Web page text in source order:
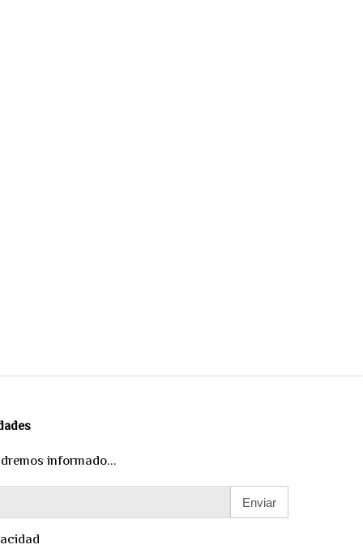
informado...
Enviar